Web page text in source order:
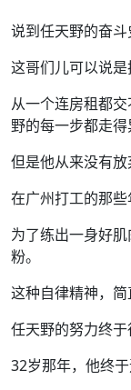
说到任天野的奋斗
这哥们儿可以说是
从一个连房租都
野的每一步都走得
但是他从来没有放
在广州打工的那些
为了练出一身好
粉。
这种自律精神，简
任天野的努力终于
32岁那年，他终于